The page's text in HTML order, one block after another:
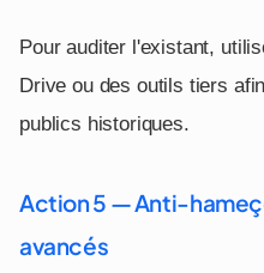
Pour auditer l'existant,
Drive ou des outils tiers
publics historiques.
Action 5 — Anti-
avancés